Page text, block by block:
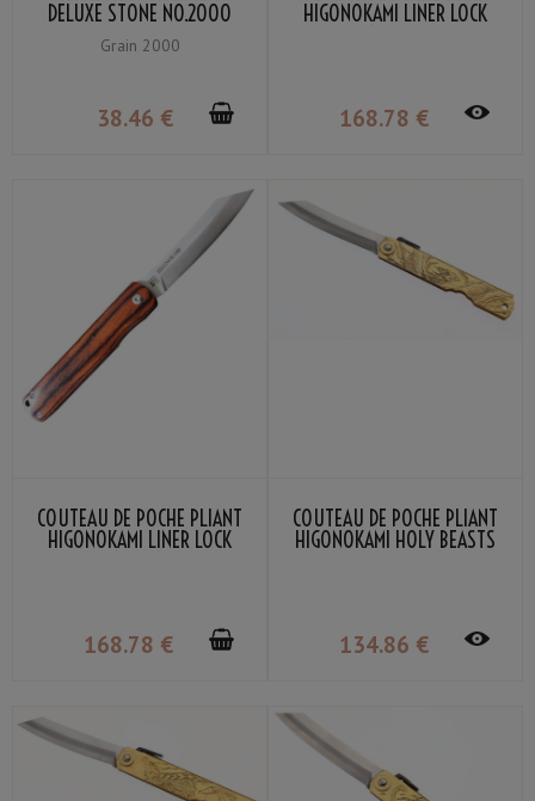
DELUXE STONE NO.2000
GRAIN #2000
Grain 2000
38.46 €
HIGONOKAMI LINER LOCK
168.78 €
COUTEAU DE POCHE PLIANT
HIGONOKAMI LINER LOCK
168.78 €
COUTEAU DE POCHE PLIANT
HIGONOKAMI HOLY BEASTS
134.86 €